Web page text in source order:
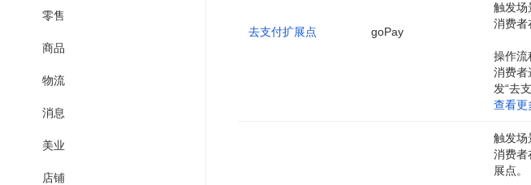
零售
商品
物流
消息
美业
店铺
去支付扩展点 goPay
触发场
消费者
操作流
消费者
发“去
查看更
触发场
消费者
展点。